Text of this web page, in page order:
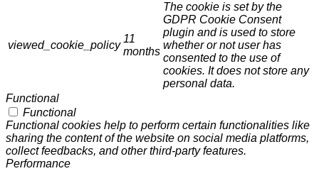
viewed_cookie_policy
11
months
The cookie is set by the
GDPR Cookie Consent
plugin and is used to store
whether or not user has
consented to the use of
cookies. It does not store any
personal data.
Functional
Functional
Functional cookies help to perform certain functionalities like
sharing the content of the website on social media platforms,
collect feedbacks, and other third-party features.
Performance